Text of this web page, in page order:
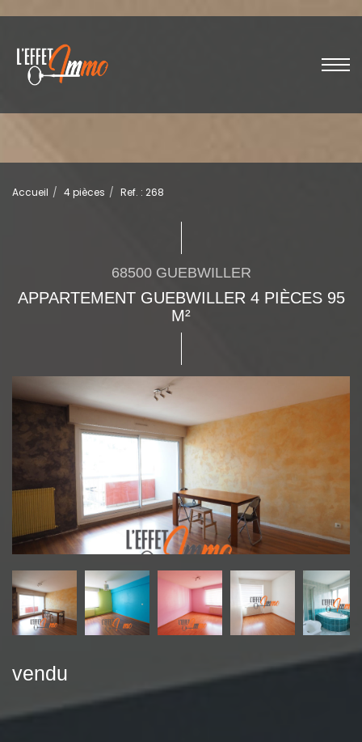
Accueil 4 pièces Ref. : 268
68500 GUEBWILLER
APPARTEMENT GUEBWILLER 4 PIÈCES 95
M²
vendu